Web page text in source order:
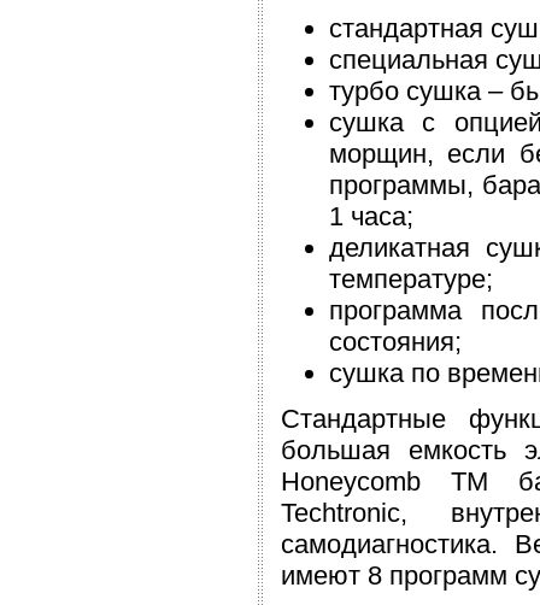
стандартная
специальная
турбо сушка –
сушка с
морщин, если
программы,
1 часа;
деликатная
температуре;
программа
состояния;
сушка по
Стандартные
большая емкость
Honeycomb TM
Techtronic,
самодиагностика.
имеют 8 программ